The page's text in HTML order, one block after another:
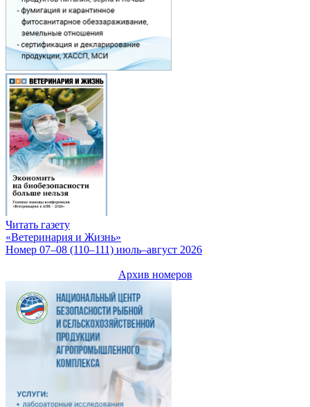
Читать газету
«Ветеринария и Жизнь»
Номер 07–08 (110–111) июль–август 2026
Архив номеров